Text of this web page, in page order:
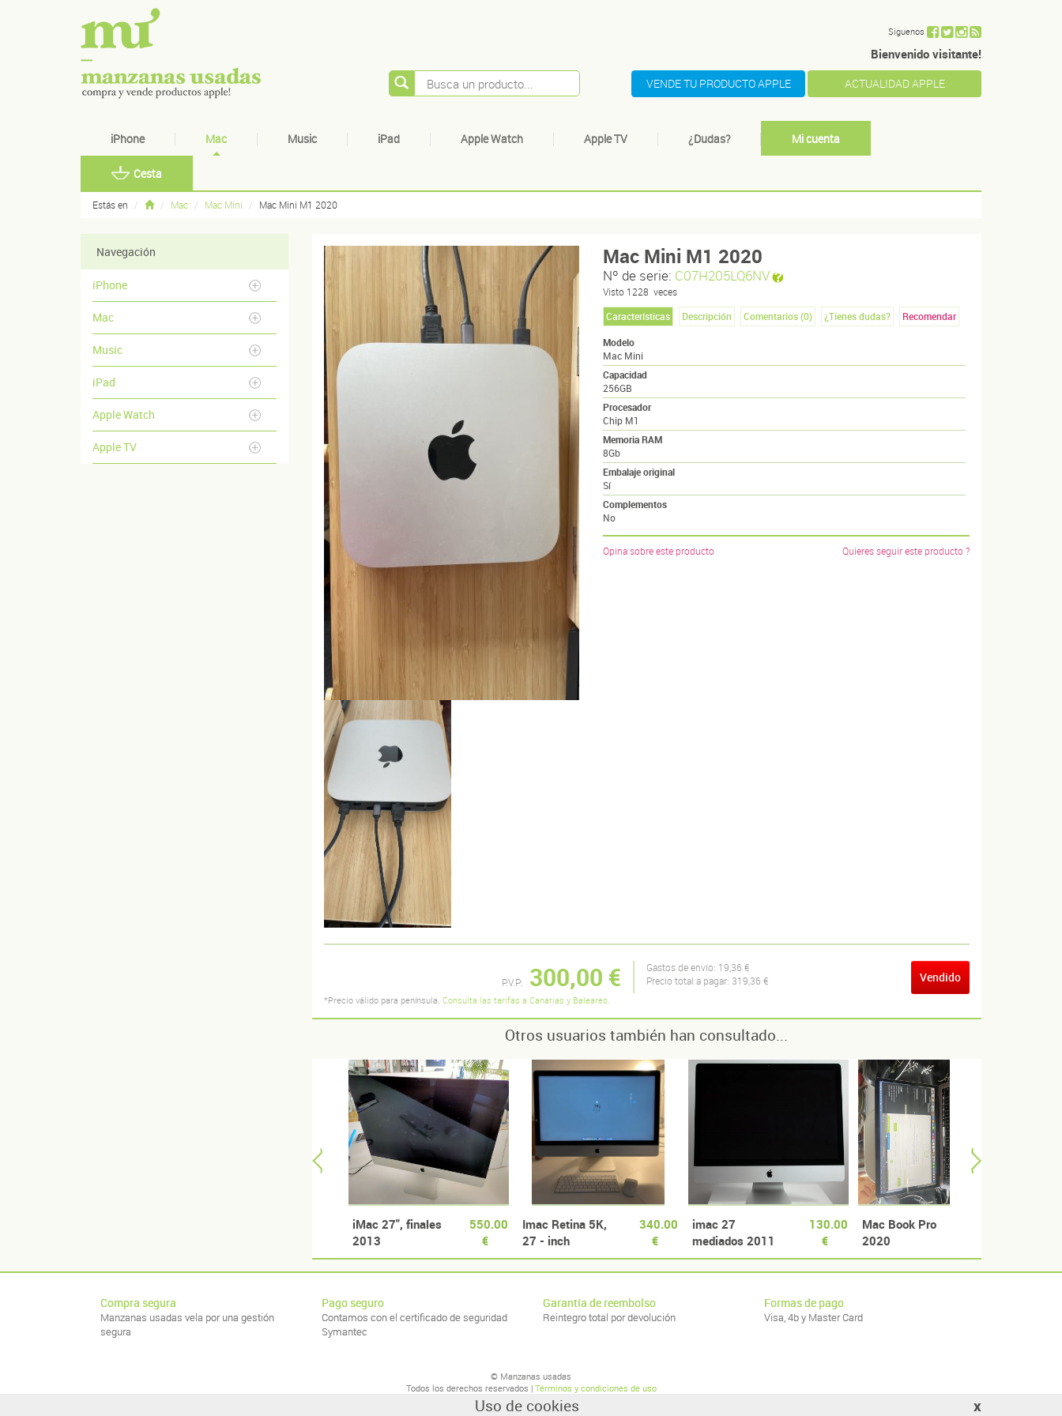
Siguenos
Bienvenido visitante!
VENDE TU PRODUCTO APPLE ACTUALIDAD APPLE
iPhone Mac Music iPad Apple Watch Apple TV ¿Dudas? Mi cuenta
Cesta
Estás en Mac Mac Mini Mac Mini M1 2020
Navegación
iPhone
Mac
Music
iPad
Apple Watch
Apple TV
Mac Mini M1 2020
Nº de serie: C07H205LQ6NV
Visto 1228 veces
Características
Descripción Comentarios (0) ¿Tienes dudas? Recomendar
Modelo
Mac Mini
Capacidad
256GB
Procesador
Chip M1
Memoria RAM
8Gb
Embalaje original
Sí
Complementos
No
Opina sobre este producto Quieres seguir este producto ?
P.V.P: 300,00 € Gastos de envío: 19,36 €
Precio total a pagar: 319,36 € Vendido
*Precio válido para península. Consulta las tarifas a Canarias y Baleares.
Otros usuarios también han consultado...
iMac 27", finales
2013
550.00
€
Imac Retina 5K,
27 - inch
340.00
€
imac 27
mediados 2011
130.00
€
Mac Book Pro
2020
Compra segura
Manzanas usadas vela por una gestión
segura
Pago seguro
Contamos con el certificado de seguridad
Symantec
Garantía de reembolso
Reintegro total por devolución
Formas de pago
Visa, 4b y Master Card
© Manzanas usadas
Todos los derechos reservados | Términos y condiciones de uso
Uso de cookies x